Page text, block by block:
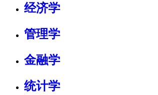
经济学
管理学
金融学
统计学